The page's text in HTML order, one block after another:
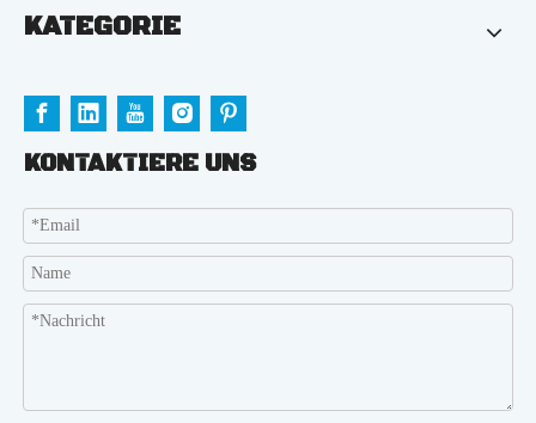
KATEGORIE
KONTAKTIERE UNS